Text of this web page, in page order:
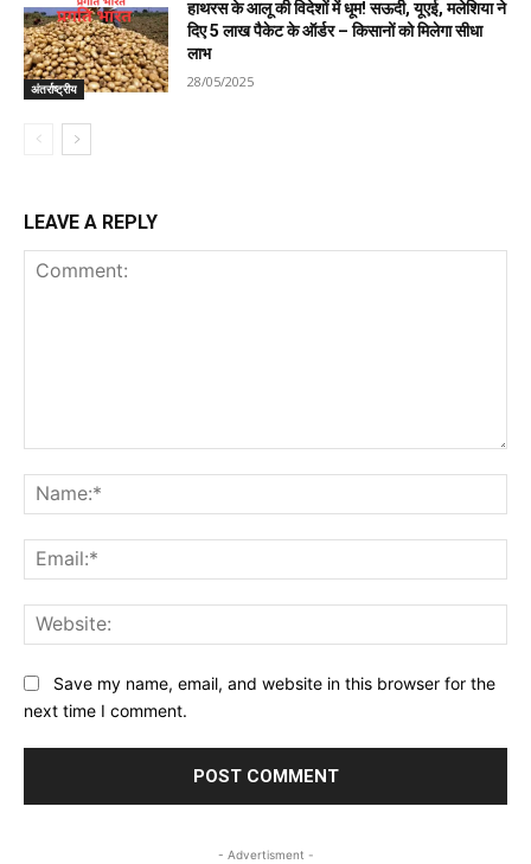
अंतर्राष्ट्रीय
हाथरस के आलू की विदेशों में धूम! सऊदी, यूएई, मलेशिया ने
दिए 5 लाख पैकेट के ऑर्डर – किसानों को मिलेगा सीधा
लाभ
28/05/2025
LEAVE A REPLY
Save my name, email, and website in this browser for the
next time I comment.
- Advertisment -